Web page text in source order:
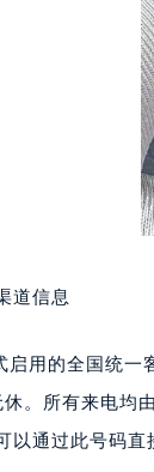
厦门市思明区
福州市鼓楼区
成都市锦江区
重庆市江北区
长沙市芙蓉区
郑州市二七区
太原市迎泽区
沈阳市沈河区
温州市鹿城区
大连市中山区
佛山市禅城区季
道信息
启用的全国统一
。所有来电均
以通过此号码直